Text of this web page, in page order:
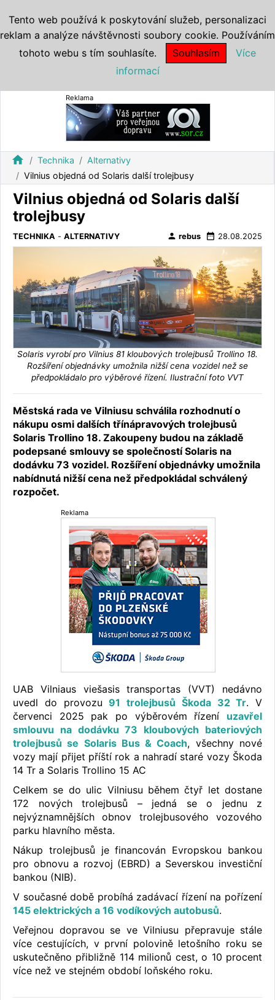
Reklama
home Technika
Alternativy
Vilnius objedná od Solaris další trolejbusy
Vilnius objedná od Solaris další
trolejbusy
TECHNIKA - ALTERNATIVY person rebus date_range 28.08.2025
Solaris vyrobí pro Vilnius 81 kloubových trolejbusů Trollino 18.
Rozšíření objednávky umožnila nižší cena vozidel než se
předpokládalo pro výběrové řízení. Ilustrační foto VVT
Městská rada ve Vilniusu schválila rozhodnutí o
nákupu osmi dalších třínápravových trolejbusů
Solaris Trollino 18. Zakoupeny budou na základě
podepsané smlouvy se společností Solaris na
dodávku 73 vozidel. Rozšíření objednávky umožnila
nabídnutá nižší cena než předpokládal schválený
rozpočet.
Reklama
UAB Vilniaus viešasis transportas (VVT) nedávno
uvedl do provozu91 trolejbusů Škoda 32 Tr. V
červenci 2025 pak po výběrovém řízení uzavřel
smlouvu na dodávku 73 kloubových bateriových
trolejbusů se Solaris Bus & Coach, všechny nové
vozy mají přijet příští rok a nahradí staré vozy Škoda
14 Tr a Solaris Trollino 15 AC
Celkem se do ulic Vilniusu během čtyř let dostane
172 nových trolejbusů – jedná se o jednu z
nejvýznamnějších obnov trolejbusového vozového
parku hlavního města.
Nákup trolejbusů je financován Evropskou bankou
pro obnovu a rozvoj (EBRD) a Severskou investiční
bankou (NIB).
V současné době probíhá zadávací řízení na pořízení
145 elektrických a 16 vodíkových autobusů.
Veřejnou dopravou se ve Vilniusu přepravuje stále
více cestujících, v první polovině letošního roku se
uskutečněno přibližně 114 milionů cest, o 10 procent
více než ve stejném období loňského roku.
Tento web používá k poskytování služeb, personalizaci
reklam a analýze návštěvnosti soubory cookie. Používáním
tohoto webu s tím souhlasíte.
Souhlasím
Více
informací